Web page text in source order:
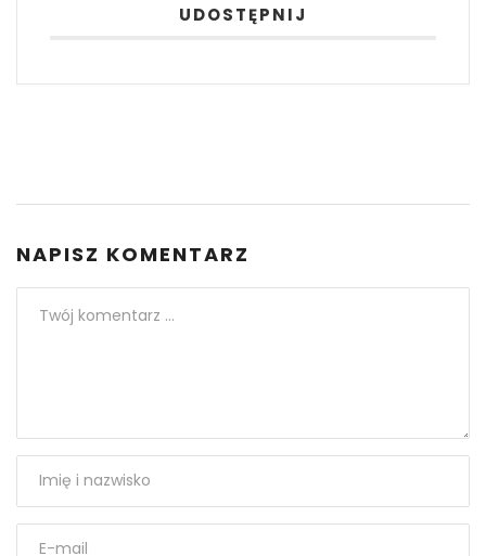
UDOSTĘPNIJ
NAPISZ KOMENTARZ